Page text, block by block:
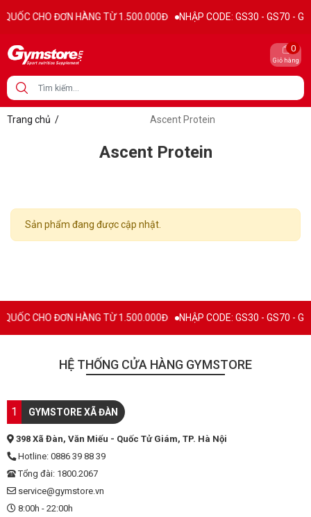
CHO ĐƠN HÀNG TỪ 1.500.000Đ NHẬP CODE: GS30 - GS70 -
Giỏ hàng
0
Trang chủ / Ascent Protein
Ascent Protein
Sản phẩm đang được cập nhật.
CHO ĐƠN HÀNG TỪ 1.500.000Đ NHẬP CODE: GS30 - GS70 -
HỆ THỐNG CỬA HÀNG GYMSTORE
1 GYMSTORE XÃ ĐÀN
398 Xã Đàn, Văn Miếu - Quốc Tử Giám, TP. Hà Nội
Hotline: 0886 39 88 39
Tổng đài: 1800.2067
service@gymstore.vn
8:00h - 22:00h